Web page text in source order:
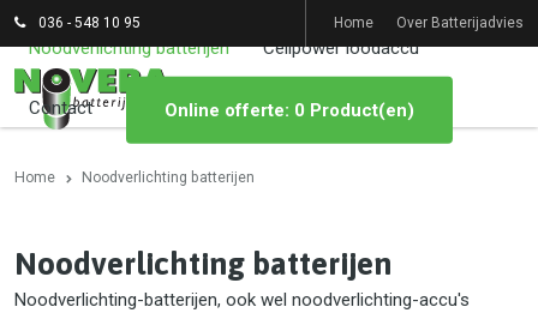
036 - 548 10 95 Home Over Batterijadvies
Noodverlichting batterijen Cellpower loodaccu
Contact Online offerte: 0 Product(en)
Home Noodverlichting batterijen
Noodverlichting batterijen
Noodverlichting-batterijen, ook wel noodverlichting-accu's